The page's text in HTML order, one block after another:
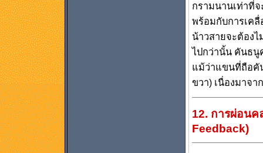
กรามนานเท่าที่
พร้อมกับการเค
น้าวสายจะต้อง
ไปกว่านั้น คันธนู
แม้ว่าแขนที่ถือคั
ขวา) เนื่องมาจา
12. การผ่อน
Feedback)